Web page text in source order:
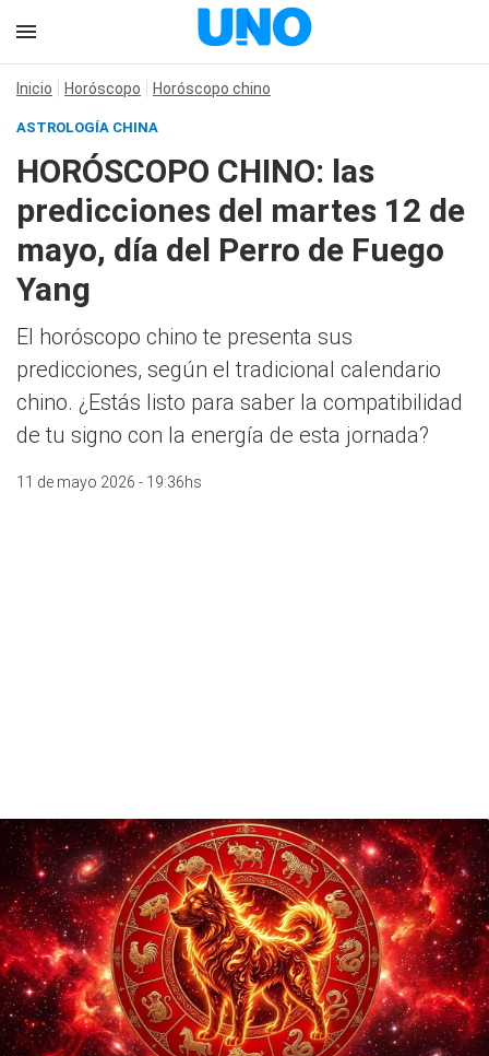
Inicio Horóscopo Horóscopo chino
ASTROLOGÍA CHINA
HORÓSCOPO CHINO: las
predicciones del martes 12 de
mayo, día del Perro de Fuego
Yang
El horóscopo chino te presenta sus
predicciones, según el tradicional calendario
chino. ¿Estás listo para saber la compatibilidad
de tu signo con la energía de esta jornada?
11 de mayo 2026 - 19:36hs